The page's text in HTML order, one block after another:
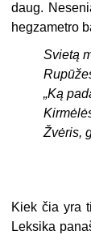
daug.
hegzametro
Svietą
„Ką
Žvėris,
Kiek čia yra
Leksika